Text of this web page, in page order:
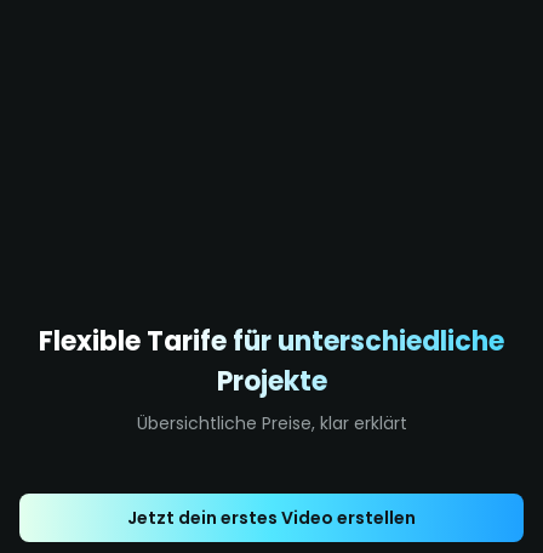
Flexible Tarife für unterschiedliche
Projekte
Übersichtliche Preise, klar erklärt
Jetzt dein erstes Video erstellen